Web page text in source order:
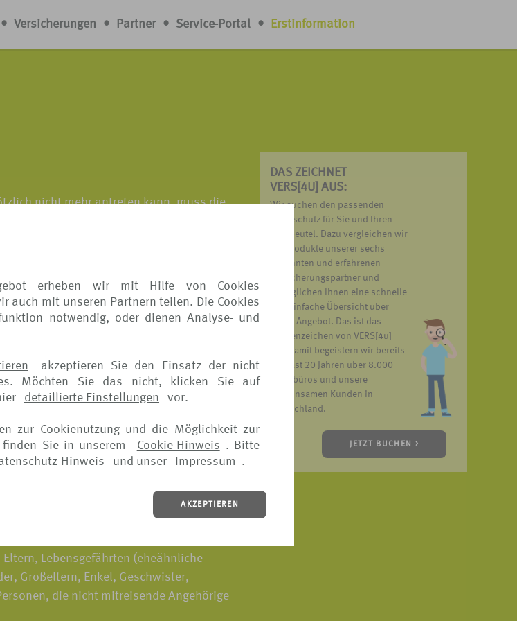
erheben wir mit Hilfe von Cookies
auch mit unseren Partnern teilen. Die Cookies
notwendig, oder dienen Analyse- und
akzeptieren Sie den Einsatz der nicht
Möchten Sie das nicht, klicken Sie auf
detaillierte Einstellungen vor.
zur Cookienutzung und die Möglichkeit zur
Sie in unserem
Cookie-Hinweis . Bitte
Hinweis und unser Impressum .
AKZEPTIEREN
• Versicherungen • Partner • Service-Portal • Erstinformation
nicht mehr antreten kann, muss die
oder Todesfälle, Schwangerschaft,
- es gibt viele Gründe, eine geplante
Kosten bei plötzlichem Eintreten nicht
Welche Gründe als Versicherungsgründe
Versicherungsbedingungen.
Personen eintreten, sind in die Versicherung
Lebensgefährten (eheähnliche
Großeltern, Enkel, Geschwister,
die nicht mitreisende Angehörige
DAS ZEICHNET
VERS[4U] AUS:
Wir suchen den passenden
Reiseschutz für Sie und Ihren
Geldbeutel. Dazu vergleichen wir
die Produkte unserer sechs
bekannten und erfahrenen
Versicherungspartner und
ermöglichen Ihnen eine schnelle
und einfache Übersicht über
unser Angebot. Das ist das
Markenzeichen von VERS[4u]
und damit begeistern wir bereits
seit fast 20 Jahren über 8.000
Reisebüros und unsere
gemeinsamen Kunden in
Deutschland.
JETZT BUCHEN >